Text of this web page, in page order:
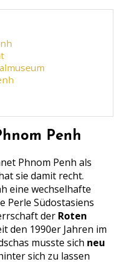
Penh
Phnom Penh als
sie damit recht.
eine wechselhafte
Perle Südostasiens
der Roten
den 1990er Jahren im
musste sich neu
sich zu lassen